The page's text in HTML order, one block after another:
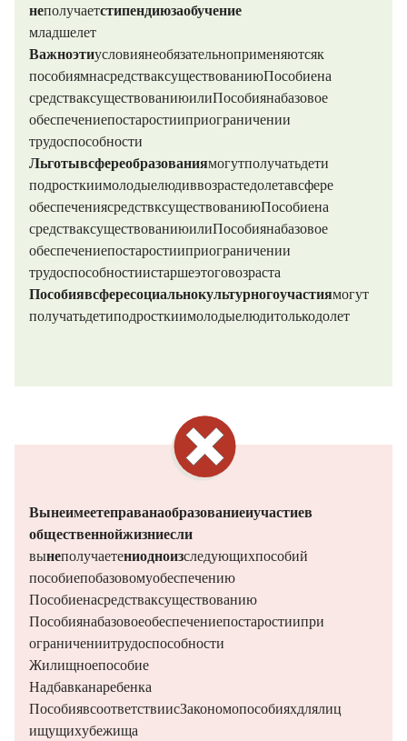
неполучаетстипендию за обучение
младше 25 лет
Важно: этиусловия не обязательноприменяются к
пособиям на средства к существованию (Пособие на
средства к существованию или Пособия на базовое
обеспечение по старости и при ограничении
трудоспособности).
Льготы в сфере образованиямогут получать дети,
подростки и молодые люди в возрасте до 25 лет, а в сфере
обеспечения средств к существованию (Пособие на
средства к существованию или Пособия на базовое
обеспечение по старости и при ограничении
трудоспособности) — и старше этого возраста.
Пособия в сфере социально-культурного участиямогут
получать дети, подростки и молодые люди только до 18 лет.
Вы не имеете права на образование и участие в
общественной жизни, если
вынеполучаетени одно изследующих пособий:
пособие по базовому обеспечению
Пособие на средства к существованию
Пособия на базовое обеспечение по старости и при
ограничении трудоспособности
Жилищное пособие
Надбавка на ребенка (KiZ)
Пособия в соответствии с Законом о пособиях для лиц,
ищущих убежища